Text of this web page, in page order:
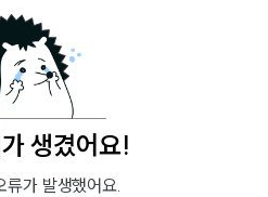
생겼어요!
류가 발생했어요.